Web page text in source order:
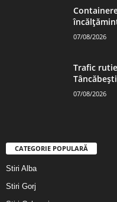
07/08/2026
Trafic
07/08/2026
CATEGORIE POPULARĂ
Stiri Alba
Stiri Gorj